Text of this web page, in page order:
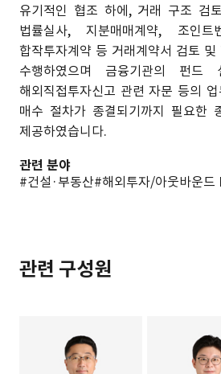
유기적인 협조 하에, 거래 구조 검
법률실사, 지분매매계약, 조인
합작투자계약 등 거래계약서 검토
수행하였으며 금융기관의 펀드
해외직접투자신고 관련 자문 등의
매수 절차가 종결되기까지 필요한
제공하였습니다.
관련 분야
#건설·부동산#해외투자/아웃바운드
관련 구성원